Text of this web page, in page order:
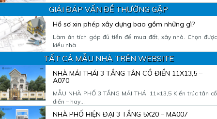
GIẢI ĐÁP VẤN ĐỀ THƯỜNG GẶP
Hồ sơ xin phép xây dựng bao gồm những gì?
Làm ăn tích góp đủ tiền để mua đất, xây nhà. Chọn được
kiểu nhà...
TẤT CẢ MẪU NHÀ TRÊN WEBSITE
NHÀ MÁI THÁI 3 TẦNG TÂN CỔ ĐIỂN 11X13,5 –
A070
MẪU NHÀ PHỐ 3 TẦNG MÁI THÁI 11×13,5 Kiến trúc tân cổ
điển – hay...
NHÀ PHỐ HIỆN ĐẠI 3 TẦNG 5X20 – MA007